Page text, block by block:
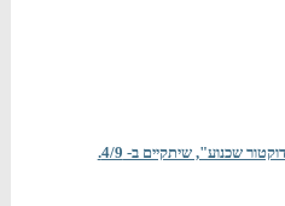
שכנוע", שיתקיים ב- 4/9.